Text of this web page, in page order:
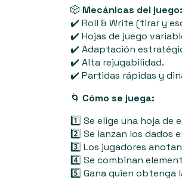
🎲 Mecánicas del juego:
✔️ Roll & Write (tirar y
✔️ Hojas de juego
✔️ Adaptación
✔️ Alta rejugabilidad.
✔️ Partidas rápidas y
🌀 Cómo se juega:
1️⃣ Se elige una hoja
2️⃣ Se lanzan los dados
3️⃣ Los jugadores
4️⃣ Se combinan
5️⃣ Gana quien